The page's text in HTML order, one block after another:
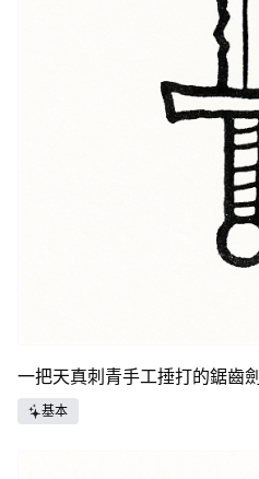
一把天真刺青手工捶打的鋸齒劍
基本